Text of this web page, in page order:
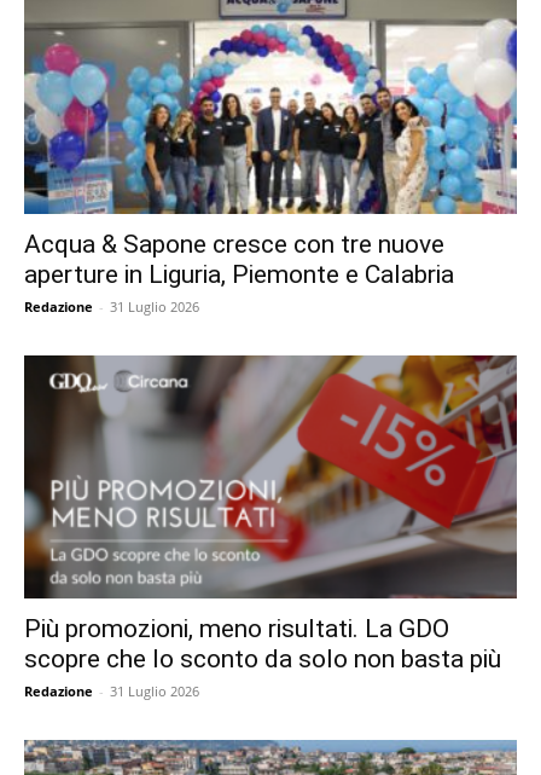
Acqua & Sapone cresce con tre nuove
aperture in Liguria, Piemonte e Calabria
Redazione - 31 Luglio 2026
Più promozioni, meno risultati. La GDO
scopre che lo sconto da solo non basta più
Redazione - 31 Luglio 2026